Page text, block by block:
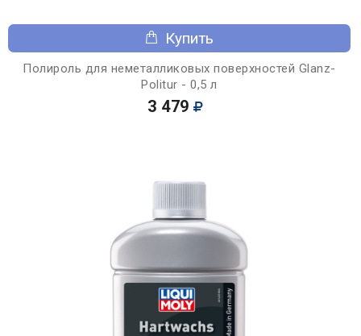
Купить
Полироль для неметалликовых поверхностей Glanz-
Politur - 0,5 л
3 479